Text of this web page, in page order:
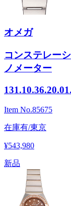
オメガ
コンステレー
ノメーター
Item No.85675
在庫有/東京
¥543,980
新品